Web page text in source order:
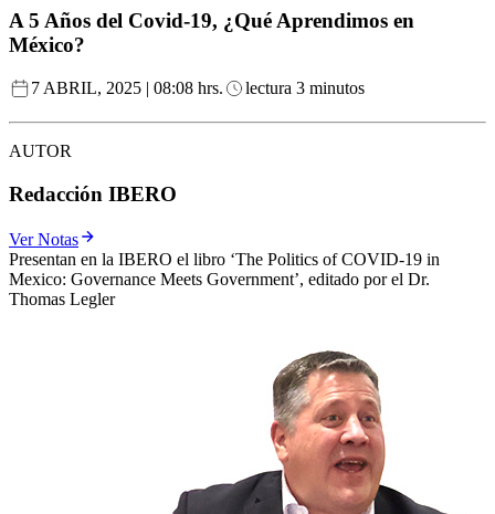
A 5 Años del Covid-19, ¿Qué Aprendimos en
México?
7 ABRIL, 2025 | 08:08 hrs. lectura 3 minutos
AUTOR
Redacción IBERO
Ver Notas
Presentan en la IBERO el libro ‘The Politics of COVID-19 in
Mexico: Governance Meets Government’, editado por el Dr.
Thomas Legler